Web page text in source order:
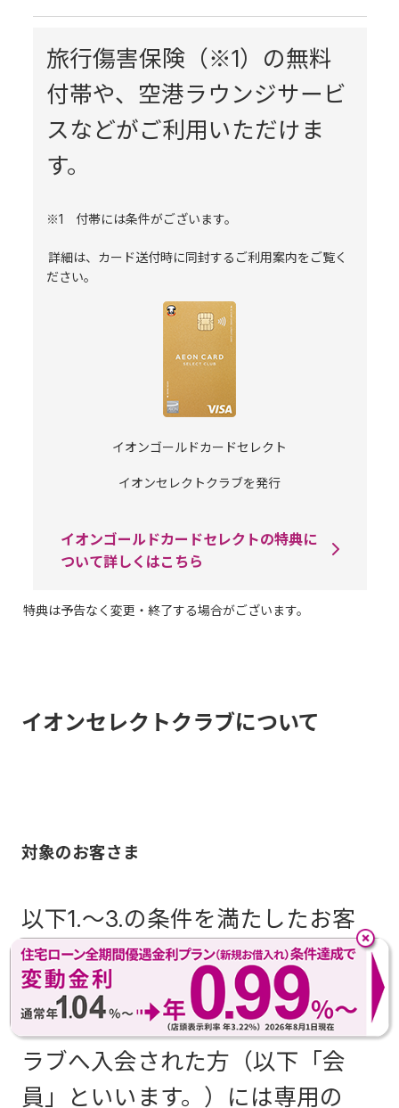
旅行傷害保険（※1）の無料
付帯や、空港ラウンジサービ
スなどがご利用いただけま
す。
※1 付帯には条件がございます。
詳細は、カード送付時に同封するご利用案内をご覧く
ださい。
イオンゴールドカードセレクト
イオンセレクトクラブを発行
イオンゴールドカードセレクトの特典に
ついて詳しくはこちら
特典は予告なく変更・終了する場合がございます。
イオンセレクトクラブについて
対象のお客さま
以下1.～3.の条件を満たしたお客
さまがイオンセレクトクラブ（以
下「本クラブ」といいます。）に
ご入会いただけます。なお、本ク
ラブへ入会された方（以下「会
員」といいます。）には専用の